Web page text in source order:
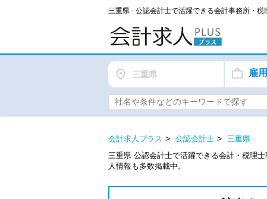
三重県 - 公認会計士で活躍できる会計事務所・
三重県 雇
会計求人プラス 公認会計士
三重県
三重県 公認会計士で活躍できる会計・税理
人情報も多数掲載中。